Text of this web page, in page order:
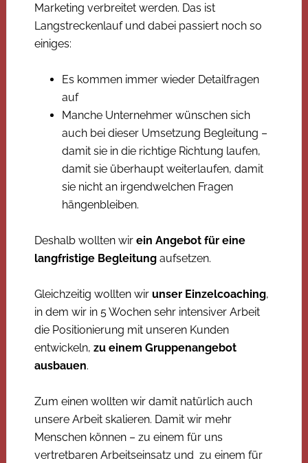
Marketing verbreitet werden. Das ist
Langstreckenlauf und dabei passiert noch so
einiges:
Es kommen immer wieder Detailfragen
auf
Manche Unternehmer wünschen sich
auch bei dieser Umsetzung Begleitung –
damit sie in die richtige Richtung laufen,
damit sie überhaupt weiterlaufen, damit
sie nicht an irgendwelchen Fragen
hängenbleiben.
Deshalb wollten wir ein Angebot für eine
langfristige Begleitungaufsetzen.
Gleichzeitig wollten wir unser Einzelcoaching,
in dem wir in 5 Wochen sehr intensiver Arbeit
die Positionierung mit unseren Kunden
entwickeln, zu einem Gruppenangebot
ausbauen.
Zum einen wollten wir damit natürlich auch
unsere Arbeit skalieren. Damit wir mehr
Menschen können – zu einem für uns
vertretbaren Arbeitseinsatz und zu einem für